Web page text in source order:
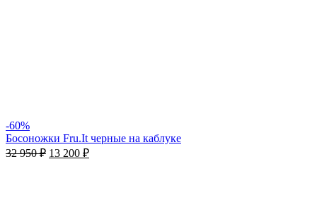
-60%
Босоножки Fru.It черные на каблуке
32 950₽ 13 200 ₽